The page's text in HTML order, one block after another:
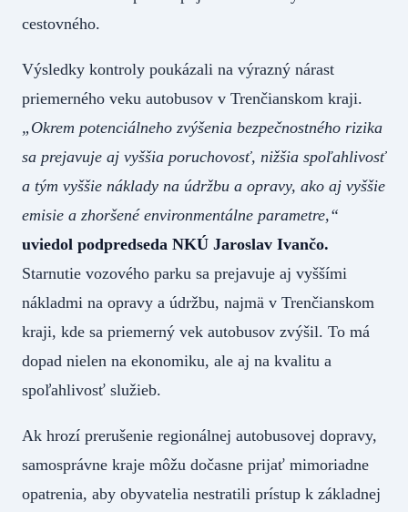
cestovného.
Výsledky kontroly poukázali na výrazný nárast
priemerného veku autobusov v Trenčianskom kraji.
„Okrem potenciálneho zvýšenia bezpečnostného rizika
sa prejavuje aj vyššia poruchovosť, nižšia spoľahlivosť
a tým vyššie náklady na údržbu a opravy, ako aj vyššie
emisie a zhoršené environmentálne parametre,“
uviedol podpredseda NKÚ Jaroslav Ivančo.
Starnutie vozového parku sa prejavuje aj vyššími
nákladmi na opravy a údržbu, najmä v Trenčianskom
kraji, kde sa priemerný vek autobusov zvýšil. To má
dopad nielen na ekonomiku, ale aj na kvalitu a
spoľahlivosť služieb.
Ak hrozí prerušenie regionálnej autobusovej dopravy,
samosprávne kraje môžu dočasne prijať mimoriadne
opatrenia, aby obyvatelia nestratili prístup k základnej